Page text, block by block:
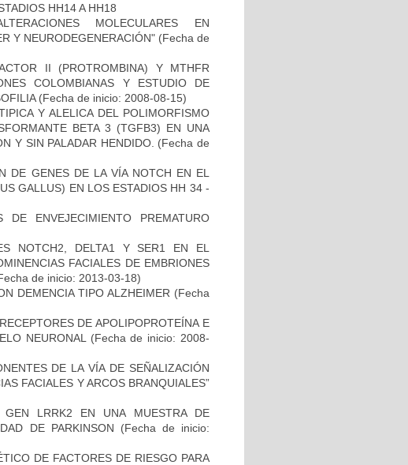
HH14 A HH18
MOLECULARES EN
Y NEURODEGENERACIÓN" (Fecha de
II (PROTROMBINA) Y MTHFR
COLOMBIANAS Y ESTUDIO DE
(Fecha de inicio: 2008-08-15)
Y ALELICA DEL POLIMORFISMO
BETA 3 (TGFB3) EN UNA
Y SIN PALADAR HENDIDO. (Fecha de
DE GENES DE LA VÍA NOTCH EN EL
GALLUS) EN LOS ESTADIOS HH 34 -
DE ENVEJECIMIENTO PREMATURO
NOTCH2, DELTA1 Y SER1 EN EL
FACIALES DE EMBRIONES
de inicio: 2013-03-18)
DEMENCIA TIPO ALZHEIMER (Fecha
DE APOLIPOPROTEÍNA E
NEURONAL
(Fecha de inicio: 2008-
DE LA VÍA DE SEÑALIZACIÓN
FACIALES Y ARCOS BRANQUIALES”
LRRK2 EN UNA MUESTRA DE
DE PARKINSON (Fecha de inicio:
DE FACTORES DE RIESGO PARA